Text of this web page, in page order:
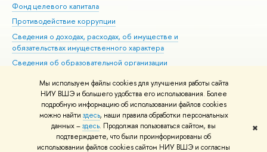
Мы используем файлы cookies для улучшения работы сайта
НИУ ВШЭ и большего удобства его использования. Более
подробную информацию об использовании файлов cookies
можно найти здесь, наши правила обработки персональных
данных –здесь. Продолжая пользоваться сайтом, вы
подтверждаете, что были проинформированы об
использовании файлов cookies сайтом НИУ ВШЭ и согласны
✖
Фонд целевого капитала
Противодействие коррупции
Сведения о доходах, расходах, об имуществе и
обязательствах имущественного характера
Сведения об образовательной организации
Людям с ограниченными возможностями здоровья
Единая платежная страница
Работа в Вышке
© НИУ ВШЭ 1993–2026 Адреса и контакты Условия использования